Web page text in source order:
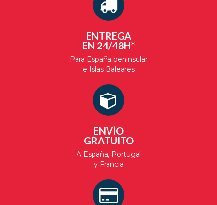
ENTREGA
EN 24/48H*
Para España peninsular
e Islas Baleares
ENVÍO
GRATUITO
A España, Portugal
y Francia